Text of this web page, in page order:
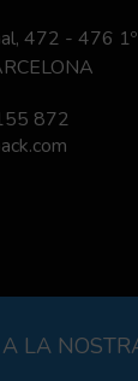
472 - 476 1º
872
LA